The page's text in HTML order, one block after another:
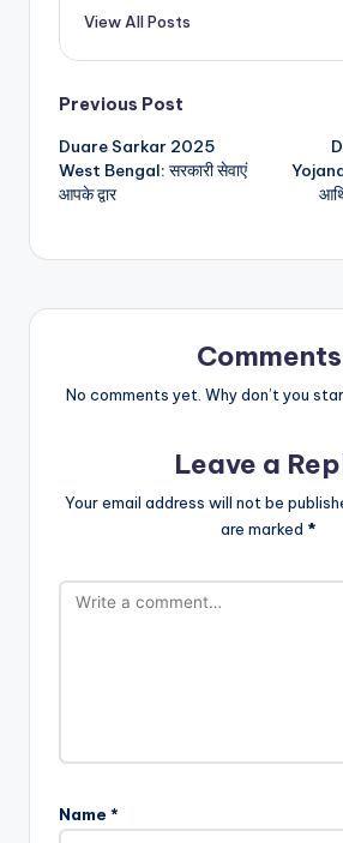
View All Posts
Post
navigation
Previous Post
Duare Sarkar 2025
West Bengal: सरकारी सेवाएं
आपके द्वार
Comments
No comments yet. Why don’t you
Leave a
Your email address will not be
are marked *
Name *